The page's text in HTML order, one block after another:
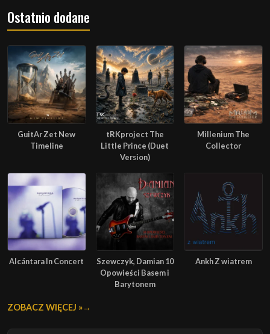
Ostatnio dodane
GuitAr Zet New
Timeline
tRKproject The
Little Prince (Duet
Version)
Millenium The
Collector
Alcántara In Concert
Szewczyk, Damian 10
Opowieści Basem i
Barytonem
Ankh Z wiatrem
ZOBACZ WIĘCEJ »